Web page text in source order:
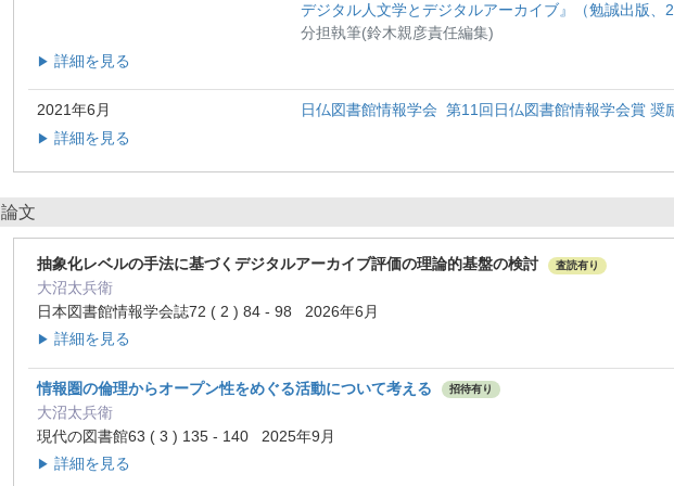
デジタル人文学とデジタルアーカイブ』（勉誠出版、
分担執筆(鈴木親彦責任編集)
▶ 詳細を見る
2021年6月 日仏図書館情報学会 第11回日仏図書館情報学会賞 奨
▶ 詳細を見る
論文
抽象化レベルの手法に基づくデジタルアーカイブ評価の理論的基盤の検討 査読有り
大沼太兵衛
日本図書館情報学会誌72 ( 2 ) 84 - 98 2026年6月
▶ 詳細を見る
情報圏の倫理からオープン性をめぐる活動について考える 招待有り
大沼太兵衛
現代の図書館63 ( 3 ) 135 - 140 2025年9月
▶ 詳細を見る